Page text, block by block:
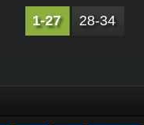
1-27 28-34